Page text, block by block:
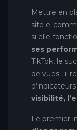
Mettre en
site e-
si elle
ses
TikTok, le
de vues : il
visibilité,
Le premier